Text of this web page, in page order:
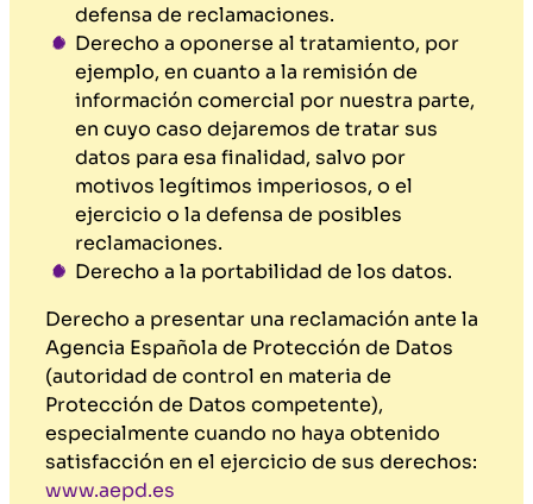
defensa de reclamaciones.
Derecho a oponerse al tratamiento, por
ejemplo, en cuanto a la remisión de
información comercial por nuestra parte,
en cuyo caso dejaremos de tratar sus
datos para esa finalidad, salvo por
motivos legítimos imperiosos, o el
ejercicio o la defensa de posibles
reclamaciones.
Derecho a la portabilidad de los datos.
Derecho a presentar una reclamación ante la
Agencia Española de Protección de Datos
(autoridad de control en materia de
Protección de Datos competente),
especialmente cuando no haya obtenido
satisfacción en el ejercicio de sus derechos:
www.aepd.es